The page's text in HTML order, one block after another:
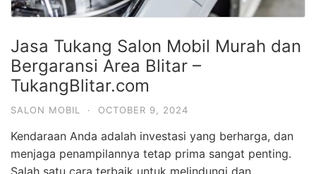
Jasa Tukang Salon Mobil Murah dan
Bergaransi Area Blitar –
TukangBlitar.com
SALON MOBIL · OCTOBER 9, 2024
Kendaraan Anda adalah investasi yang berharga, dan
menjaga penampilannya tetap prima sangat penting.
Salah satu cara terbaik untuk melindungi dan